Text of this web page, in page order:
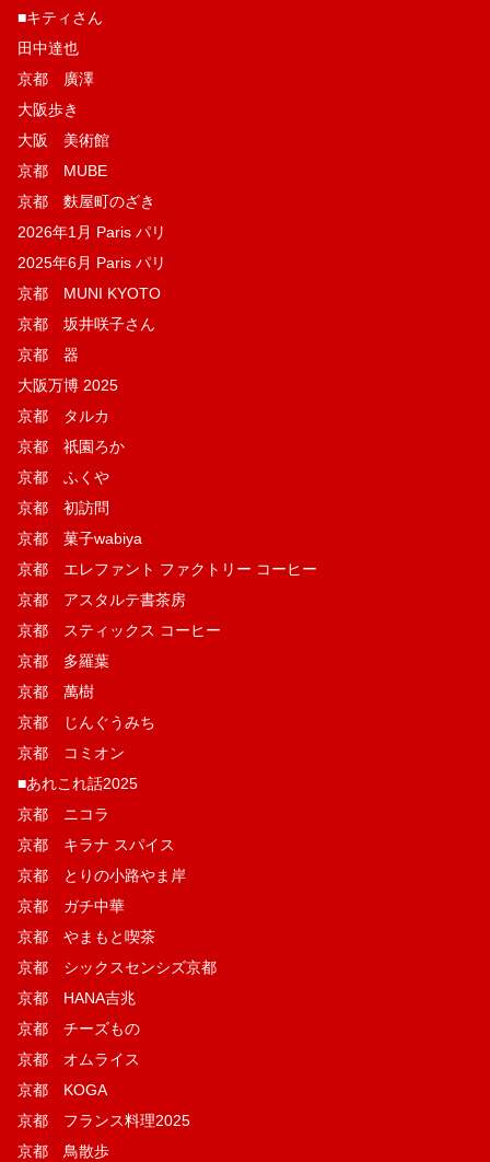
■キティさん
田中達也
京都 廣澤
大阪歩き
大阪 美術館
京都 MUBE
京都 麩屋町のざき
2026年1月 Paris パリ
2025年6月 Paris パリ
京都 MUNI KYOTO
京都 坂井咲子さん
京都 器
大阪万博 2025
京都 タルカ
京都 祇園ろか
京都 ふくや
京都 初訪問
京都 菓子wabiya
京都 エレファント ファクトリー コーヒー
京都 アスタルテ書茶房
京都 スティックス コーヒー
京都 多羅葉
京都 萬樹
京都 じんぐうみち
京都 コミオン
■あれこれ話2025
京都 ニコラ
京都 キラナ スパイス
京都 とりの小路やま岸
京都 ガチ中華
京都 やまもと喫茶
京都 シックスセンシズ京都
京都 HANA吉兆
京都 チーズもの
京都 オムライス
京都 KOGA
京都 フランス料理2025
京都 鳥散歩